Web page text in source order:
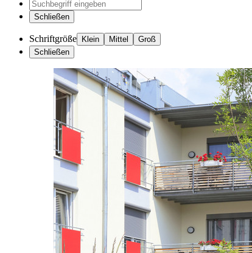
Schließen
Schriftgröße Klein Mittel
Groß
Schließen